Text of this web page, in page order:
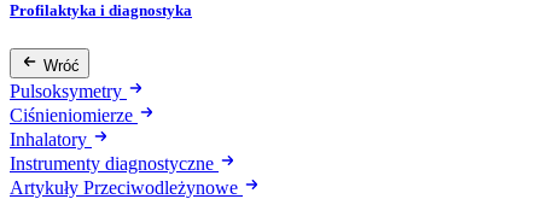
Profilaktyka i diagnostyka
Wróć
Pulsoksymetry
Ciśnieniomierze
Inhalatory
Instrumenty diagnostyczne
Artykuły Przeciwodleżynowe